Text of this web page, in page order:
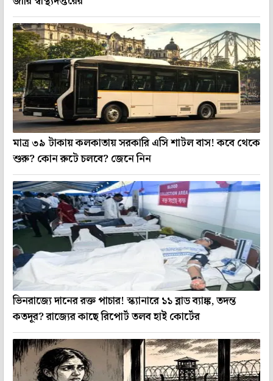
মাত্র ৩৯ টাকায় কলকাতায় সরকারি এসি শাটল বাস! কবে থেকে
শুরু? কোন রুটে চলবে? জেনে নিন
ভিনরাজ্যে দানের রক্ত পাচার! স্ক্যানারে ১১ ব্লাড ব্যাঙ্ক, তদন্ত
কতদূর? রাজ্যের কাছে রিপোর্ট তলব হাই কোর্টের